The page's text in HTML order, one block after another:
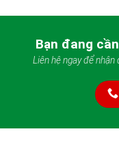
Bạn đang
Liên hệ ngay để